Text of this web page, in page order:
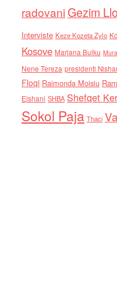
radovaniGezim
Interviste Keze Kozeta Zylo
Kosove Marjana Bulku
Nene Tereza presidenti
Floqi Raimonda Moisiu
Elshani SHBA Shefqet
Sokol Paja Thaci